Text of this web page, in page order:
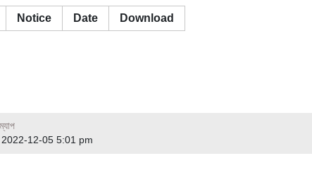
Notice Date Download
2022-12-05 5:01 pm